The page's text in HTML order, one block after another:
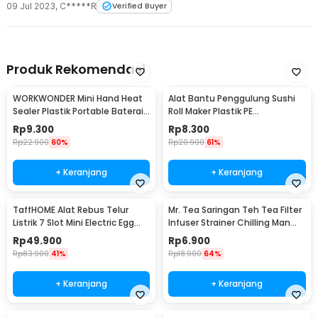
09 Jul 2023, C*****R Verified Buyer
Produk Rekomendasi
WORKWONDER Mini Hand Heat
Sealer Plastik Portable Baterai
AA - LX2000A
Rp9.300
Rp22.900 60%
+ Keranjang
Alat Bantu Penggulung Sushi
Roll Maker Plastik PE
22x20.5x0.1cm - E1119
Rp8.300
Rp20.900 61%
+ Keranjang
TaffHOME Alat Rebus Telur
Listrik 7 Slot Mini Electric Egg
Cooker 350W - YS-203
Rp49.900
Rp83.900 41%
+ Keranjang
Mr. Tea Saringan Teh Tea Filter
Infuser Strainer Chilling Man
Silicon - MR03
Rp6.900
Rp18.900 64%
+ Keranjang